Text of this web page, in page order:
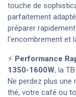
touche de
parfaitement
préparer
l'encombrement et
⚡ Performance
1350-1600W, la
Ne perdez plus
thé, votre café ou